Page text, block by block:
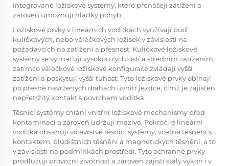
integrované ložiskové systémy, které přenášejí zatížení a
zároveň umožňují hladký pohyb.
Ložiskové prvky v lineárních vodítkách využívají buď
kuličkových, nebo válečkových ložisek v závislosti na
požadavcích na zatížení a přesnost. Kuličkové ložiskové
systémy se vyznačují vysokou rychlostí a středním zatížením,
zatímco válečkové ložiskové konfigurace zvládají vyšší
zatížení a poskytují vyšší tuhost. Tyto ložiskové prvky obíhají
po přesně navržených drahách uvnitř jezdce, čímž je zajištěn
nepřetržitý kontakt s povrchem vodítka.
Těsnicí systémy chrání vnitřní ložiskové mechanismy před
kontaminací a zároveň udržují mazivo. Pokročilé lineární
vodítka obsahují vícevrstvé těsnicí systémy, včetně těsnění s
kontaktem, bludištních těsnění a magnetických těsnění, a to
v závislosti na podmínkách prostředí. Tyto ochranné prvky
prodlužují provozní životnost a zároveň zajistí stálý výkon i v